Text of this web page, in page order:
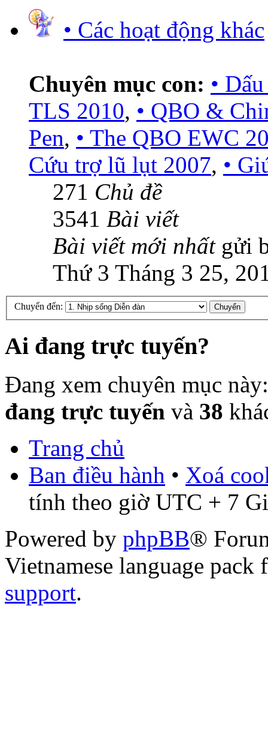
• Các hoạt động khác
Chuyên mục con: •
TLS 2010, • QBO &
Pen, • The QBO EWC
Cứu trợ lũ lụt 2007, •
271 Chủ đề
3541 Bài viết
Bài viết mới nhấtgửi
Thứ 3 Tháng 3 25,
Chuyển đến:
Ai đang trực tuyến?
Đang xem chuyên mục
đang trực tuyến và 38
Trang chủ
Ban điều hành • Xoá
tính theo giờ UTC + 7
Powered by phpBB®
Vietnamese language
support.